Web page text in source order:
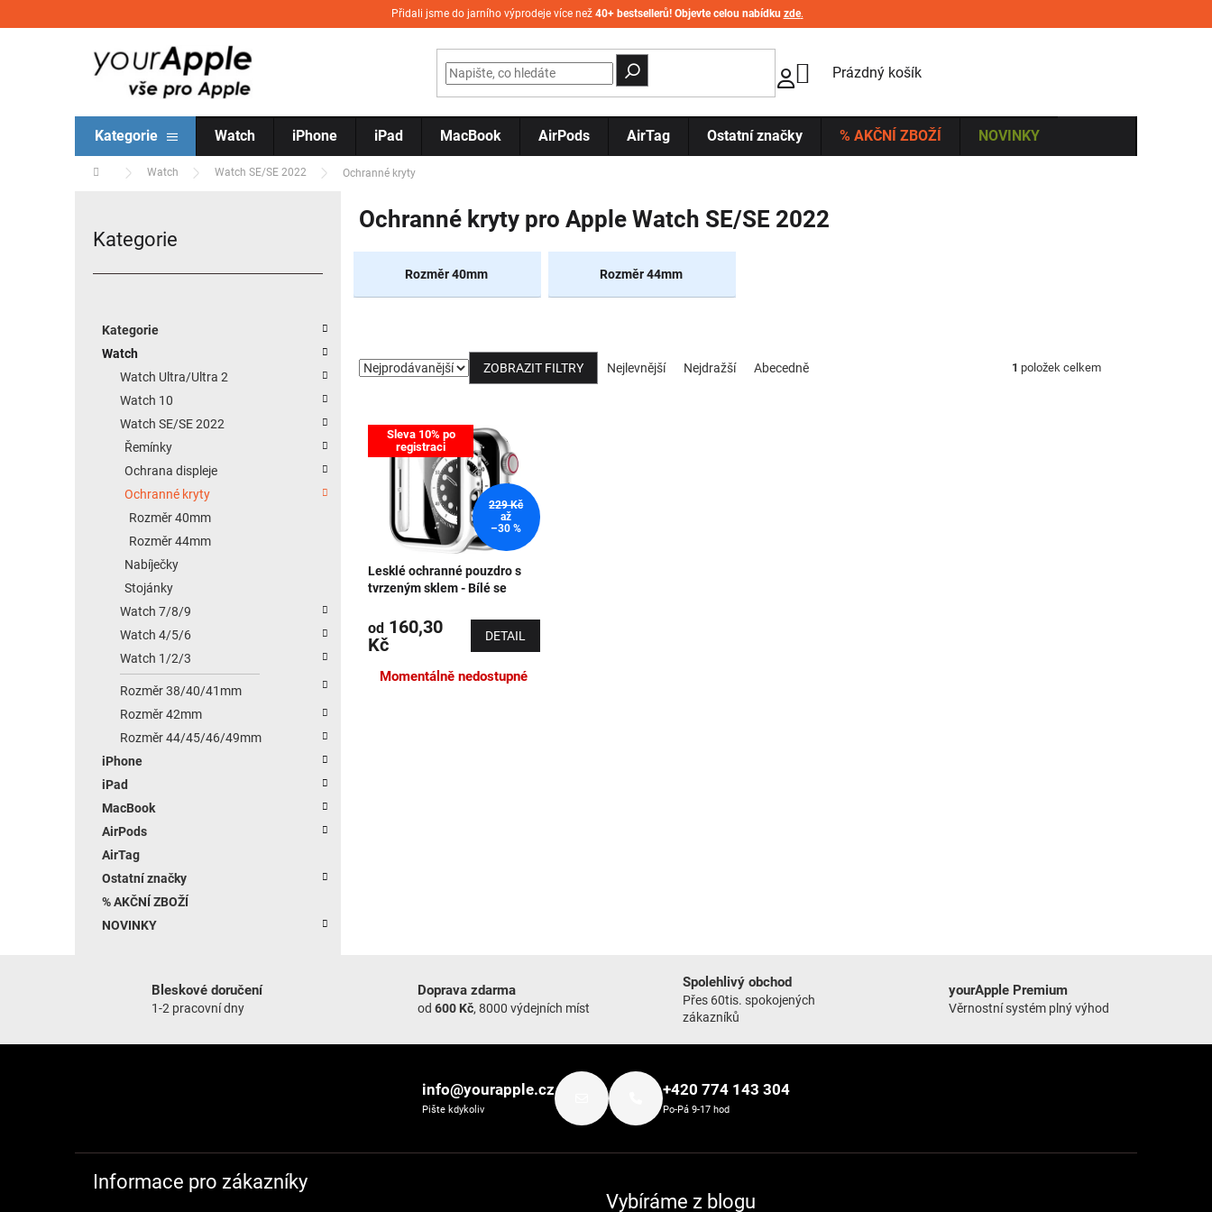
Přidali jsme do jarního výprodeje více než 40+ bestsellerů! Objevte celou nabídku zde.
NÁKUPNÍ KOŠÍK
Prázdný košík
Kategorie Watch iPhone iPad MacBook AirPods AirTag Ostatní značky % AKČNÍ ZBOŽÍ NOVINKY
Domů Watch Watch SE/SE 2022 Ochranné kryty
Přeskočit kategorie
Kategorie
Kategorie
Watch
Watch Ultra/Ultra 2
Watch 10
Watch SE/SE 2022
Řemínky
Ochrana displeje
Ochranné kryty
Rozměr 40mm
Rozměr 44mm
Nabíječky
Stojánky
Watch 7/8/9
Watch 4/5/6
Watch 1/2/3
Rozměr 38/40/41mm
Rozměr 42mm
Rozměr 44/45/46/49mm
iPhone
iPad
MacBook
AirPods
AirTag
Ostatní značky
% AKČNÍ ZBOŽÍ
NOVINKY
Ochranné kryty pro Apple Watch SE/SE 2022
Rozměr 40mm Rozměr 44mm
ZOBRAZIT FILTRY Nejlevnější Nejdražší Abecedně 1 položek celkem
Výpis produktů
Sleva 10% po
registraci
229 Kč
až
–30 %
Lesklé ochranné pouzdro s
tvrzeným sklem - Bílé se
od 160,30
Kč
DETAIL
Momentálně nedostupné
Bleskové doručení
1-2 pracovní dny
Doprava zdarma
od 600 Kč, 8000 výdejních míst
Spolehlivý obchod
Přes 60tis. spokojených
zákazníků
yourApple Premium
Věrnostní systém plný výhod
info@yourapple.cz
Pište kdykoliv
+420 774 143 304
Po-Pá 9-17 hod
Informace pro zákazníky
Vybíráme z blogu